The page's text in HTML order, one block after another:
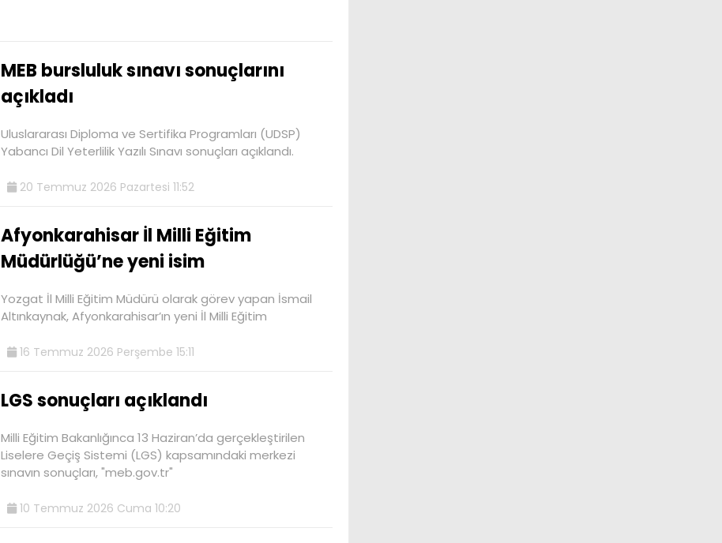
MEB bursluluk sınavı sonuçlarını
açıkladı
Uluslararası Diploma ve Sertifika Programları (UDSP)
Yabancı Dil Yeterlilik Yazılı Sınavı sonuçları açıklandı.
20 Temmuz 2026 Pazartesi 11:52
Afyonkarahisar İl Milli Eğitim
Müdürlüğü’ne yeni isim
Yozgat İl Milli Eğitim Müdürü olarak görev yapan İsmail
Altınkaynak, Afyonkarahisar’ın yeni İl Milli Eğitim
16 Temmuz 2026 Perşembe 15:11
LGS sonuçları açıklandı
Milli Eğitim Bakanlığınca 13 Haziran’da gerçekleştirilen
Liselere Geçiş Sistemi (LGS) kapsamındaki merkezi
sınavın sonuçları, "meb.gov.tr"
10 Temmuz 2026 Cuma 10:20